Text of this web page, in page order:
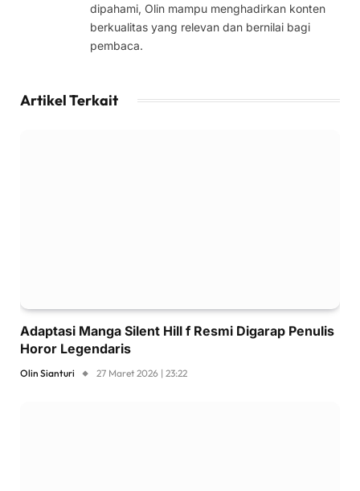
dipahami, Olin mampu menghadirkan konten
berkualitas yang relevan dan bernilai bagi
pembaca.
Artikel Terkait
Adaptasi Manga Silent Hill f Resmi Digarap Penulis
Horor Legendaris
Olin Sianturi 27 Maret 2026 | 23:22